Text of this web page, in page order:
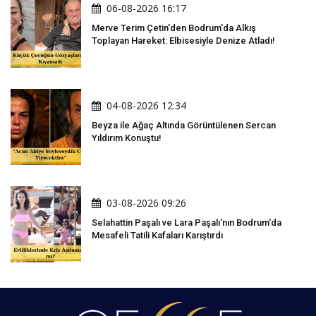
06-08-2026 16:17
Merve Terim Çetin'den Bodrum'da Alkış
Toplayan Hareket: Elbisesiyle Denize Atladı!
04-08-2026 12:34
Beyza ile Ağaç Altında Görüntülenen Sercan
Yıldırım Konuştu!
03-08-2026 09:26
Selahattin Paşalı ve Lara Paşalı'nın Bodrum'da
Mesafeli Tatili Kafaları Karıştırdı